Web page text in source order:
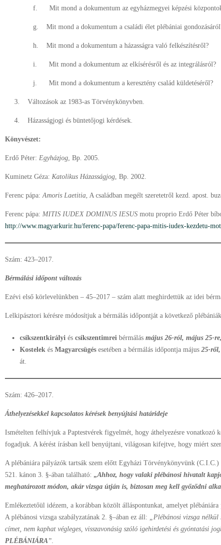
f. Mit mond a dokumentum az egyházmegyei képzési
g. Mit mond a dokumentum a családi élet plébániai
h. Mit mond a dokumentum a házasságra való felkészítésről?
i. Mit mond a dokumentum az elkísérésről és az integrálásról?
j. Mit mond a dokumentum a keresztény család küldetéséről?
3. Változások az 1983-as Törvénykönyvben.
4. Házasságjogi és büntetőjogi kérdések.
Könyvészet:
Erdő Péter: Egyházjog, Bp. 2005.
Kuminetz Géza: Katolikus Házasságjog, Bp. 2002.
Ferenc pápa:Amoris Laetitia, A családban megélt szeretetről kezd. apost.
Ferenc pápa: MITIS IUDEX DOMINUS IESUS motu proprio Erdő Péter
http://www.magyarkurir.hu/ferenc-papa/ferenc-papa-mitis-iudex-kezdetu-
Szám: 423–2017.
Bérmálási időpont változás
Ezévi első körlevelünkben – 45–2017 – szám alatt meghirdettük az idei
Lelkipásztori kérésre módosítjuk a bérmálás időpontját a következő
csíkszentkirályi és csíkszentimrei bérmálás május 26-ról, május 25-
Kostelek és Magyarcsügés esetében a bérmálás időpontja május 25-
át.
Szám: 426–2017.
Áthelyezésekkel kapcsolatos kérések benyújtási határideje
Ismételten felhívjuk a Paptestvérek figyelmét, hogy áthelyezésre vonatkozó
fogadjuk. A kérést írásban kell benyújtani, világosan kifejtve, hogy miért
A plébániára pályázók tartsák szem előtt Egyházi Törvénykönyvünk
521. kánon 3. §-ában található: „Ahhoz, hogy valaki plébánosi hivatalt
meghatározott módon, akár vizsga útján is, biztosan meg kell győződni
Emlékeztetőül idézem, a korábban közölt álláspontunkat, amelyet
A plébánosi vizsga szabályzatának 2. §–ában ez áll: „Plébánosi vizsga nélkül
címet, nem kaphat végleges, visszavonásig szóló igehirdetési és gyóntatási
PLÉBÁNIÁRA”.